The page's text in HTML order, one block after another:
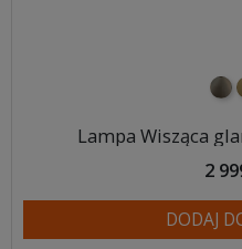
Lampa Wisząca
2
DODAJ